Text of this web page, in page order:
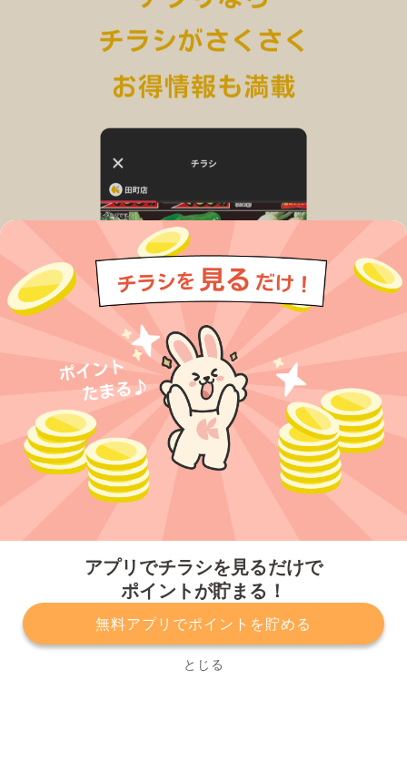
アプリでチラシを見るだけで
ポイントが貯まる！
無料アプリでポイントを貯める
とじる
プライバシーポリシー 利用規約
運営会社
サービスに関してのお問い合わせ